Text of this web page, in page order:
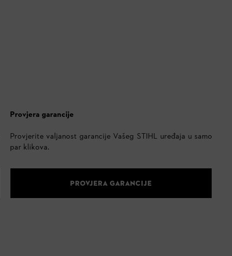
Provjera garancije
Provjerite valjanost garancije Vašeg STIHL uređaja u samo
par klikova.
PROVJERA GARANCIJE